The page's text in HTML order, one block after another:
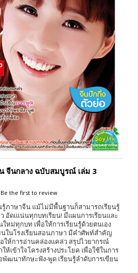
จีนกลาง ฉบับสมบูรณ์ เล่ม 3
Be the first to review
รู้ภาษาจีน แม้ไม่มีพื้นฐานก็สามารถเรียนรู้
อัดเแน่นทุกบทเรียน! มีแผนการเรียนและ
หม่ทุกบท เพื่อให้การเรียนรู้ด้วยตนเอง
นในโรงเรียนสอนภาษา มีคำศัพท์สำคัญ
ให้การอ่านคล่องแคล่ว สรุปไวยากรณ์
เข้าใจโครงสร้างประโยค เพื่อใช้ในการ
ฒนาทักษะฟัง-พูด เรียนรู้ลำดับการเขียน